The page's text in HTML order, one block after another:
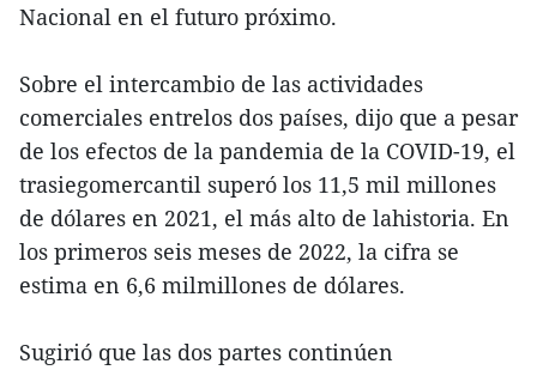
Nacional en el futuro próximo.
Sobre el intercambio de las actividades
comerciales entrelos dos países, dijo que a pesar
de los efectos de la pandemia de la COVID-19, el
trasiegomercantil superó los 11,5 mil millones
de dólares en 2021, el más alto de lahistoria. En
los primeros seis meses de 2022, la cifra se
estima en 6,6 milmillones de dólares.
Sugirió que las dos partes continúen